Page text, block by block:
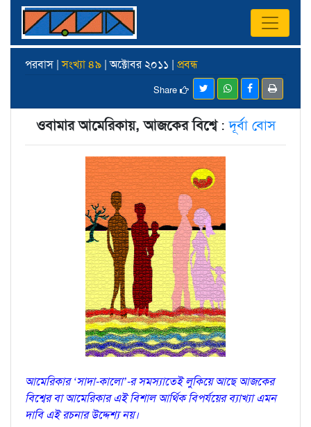
পরবাস |সংখ্যা ৪৯ | অক্টোবর ২০১১ | প্রবন্ধ
Share
ওবামার আমেরিকায়, আজকের বিশ্বে:দূর্বা বোস
আমেরিকার ‘সাদা-কালো’-র সমস্যাতেই লুকিয়ে আছে আজকের
বিশ্বের বা আমেরিকার এই বিশাল আর্থিক বিপর্যয়ের ব্যাখ্যা এমন
দাবি এই রচনার উদ্দেশ্য নয়।